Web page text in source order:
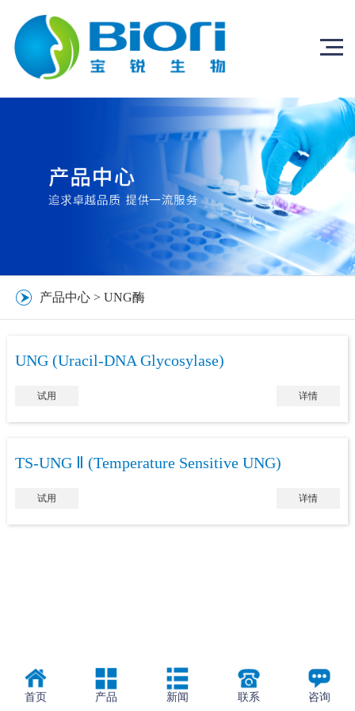
产品中心 > UNG酶
UNG (Uracil-DNA Glycosylase)
试用 详情
TS-UNG Ⅱ (Temperature Sensitive UNG)
试用 详情
首页 产品 新闻 联系 咨询